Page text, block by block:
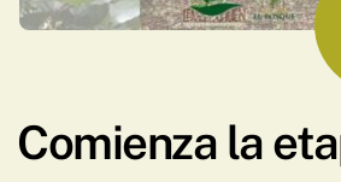
Comienza la